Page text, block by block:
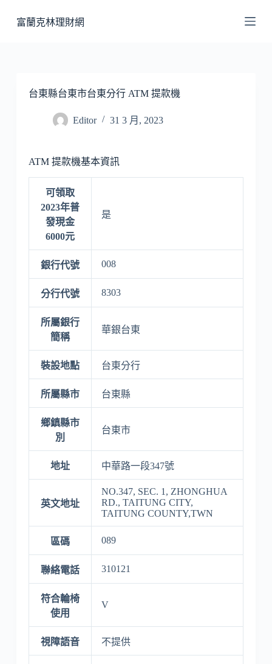
至
富蘭克林理財網
台東縣台東市台東分行 ATM 提款機
Editor 31 3 月, 2023
ATM 提款機基本資訊
可領取
2023年普
發現金
6000元
是
銀行代號 008
分行代號 8303
所屬銀行
簡稱
華銀台東
裝設地點 台東分行
所屬縣市 台東縣
鄉鎮縣市
別
台東市
地址 中華路一段347號
英文地址
NO.347, SEC. 1, ZHONGHUA
RD., TAITUNG CITY,
TAITUNG COUNTY,TWN
區碼 089
聯絡電話 310121
符合輪椅
使用
V
視障語音 不提供